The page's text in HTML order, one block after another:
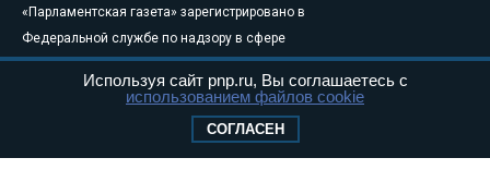
«Парламентская газета» зарегистрировано в
Федеральной службе по надзору в сфере
связи, информационных технологий и
массовых коммуникаций (Роскомнадзор) 05
Свидетельство о регистрации Эл № ФС77-
Используя сайт pnp.ru, Вы соглашаетесь с
использованием файлов cookie
СОГЛАСЕН